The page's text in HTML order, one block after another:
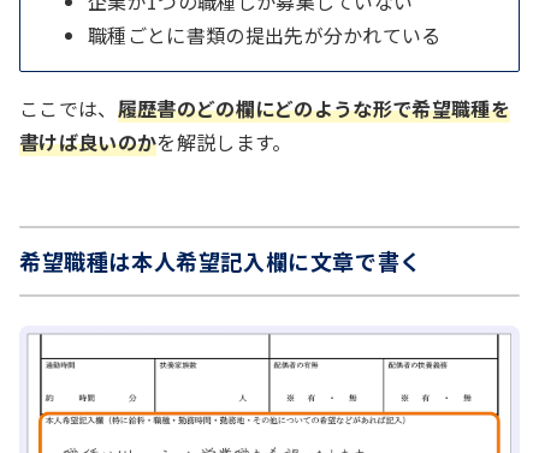
職種ごとに書類の提出先が分かれている
ここでは、 履歴書のどの欄にどのような形で希望職種を
書けば良いのかを解説します。
希望職種は本人希望記入欄に文章で書く